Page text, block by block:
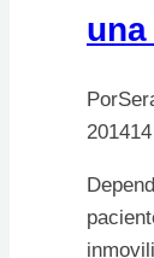
Por
2014